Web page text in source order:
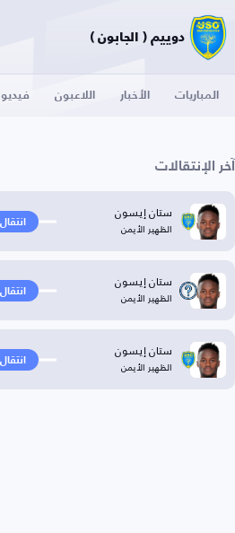
دوييم ( الجابون )
المباريات الأخبار اللاعبون فيديو
آخر الإنتقالات
ستان إيسون
الظهير الأيمن
ستان إيسون
الظهير الأيمن
ستان إيسون
الظهير الأيمن